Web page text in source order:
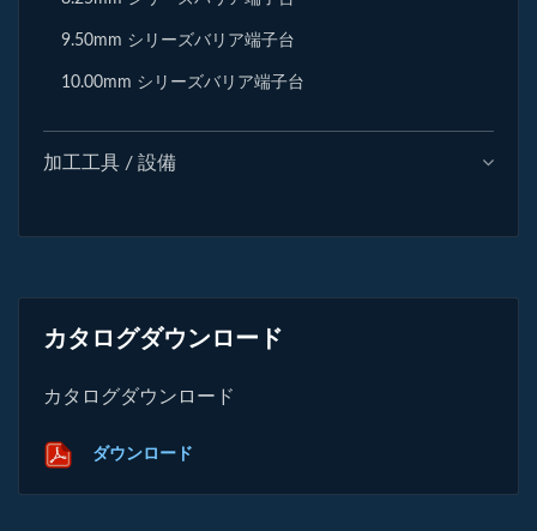
9.50mm シリーズバリア端子台
10.00mm シリーズバリア端子台
加工工具 / 設備
カタログダウンロード
カタログダウンロード
ダウンロード